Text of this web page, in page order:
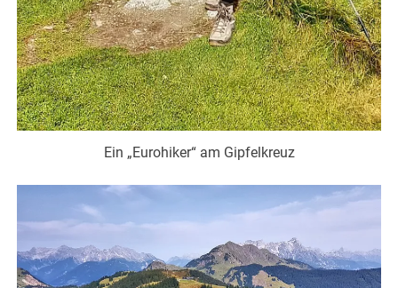
Ein „Eurohiker“ am Gipfelkreuz